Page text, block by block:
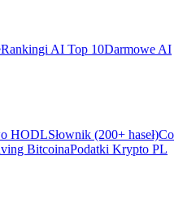
Rankingi AI Top 10Darmowe AI
HODLSłownik (200+ haseł)Co
BitcoinaPodatki Krypto PL